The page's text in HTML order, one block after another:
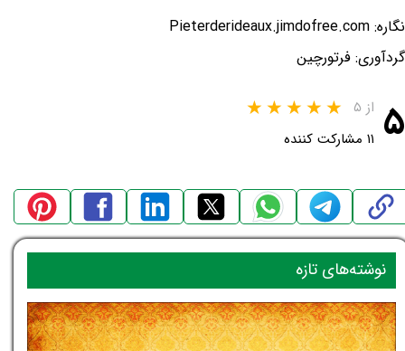
نگاره: Pieterderideaux.jimdofree.com
گردآوری: فرتورچین
۵ از ۵
۱۱ مشارکت کننده
نوشته‌های تازه